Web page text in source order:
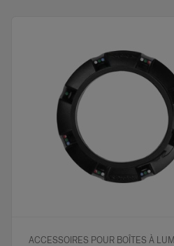
ACCESSOIRES POUR BOÎTES À